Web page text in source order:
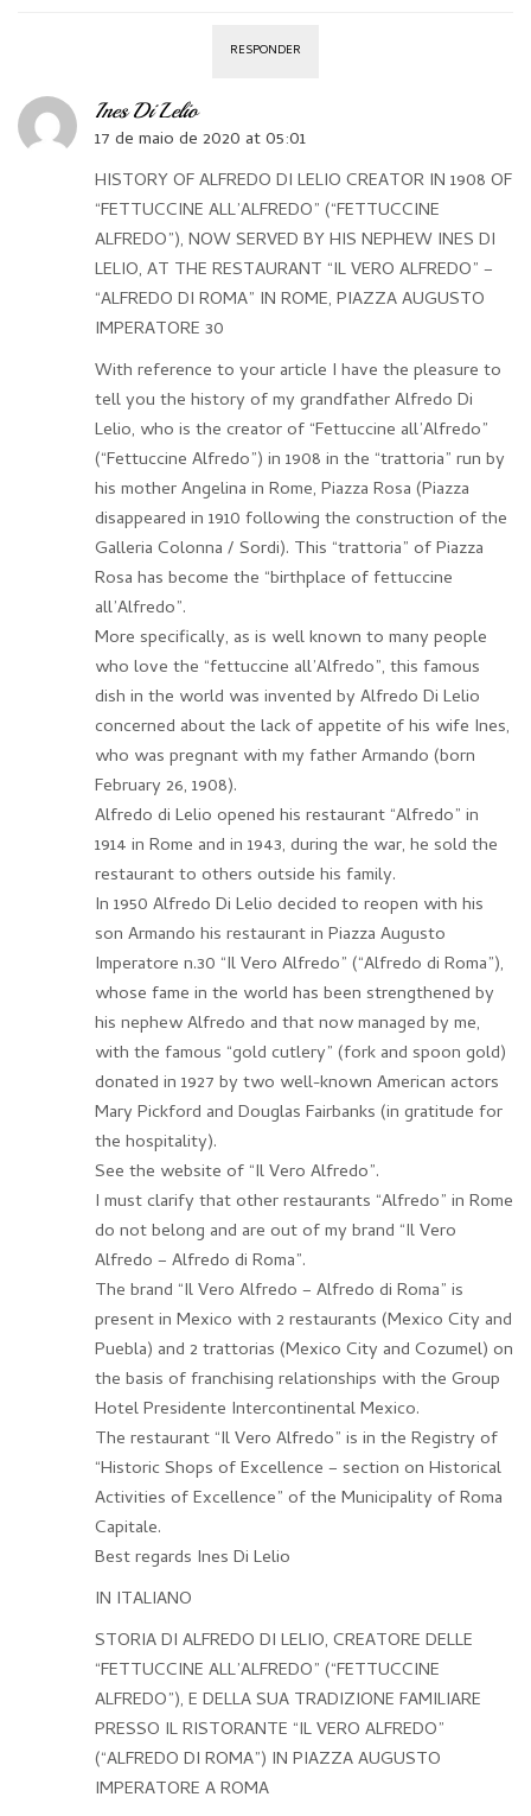
RESPONDER
Ines Di Lelio
17 de maio de 2020 at 05:01
HISTORY OF ALFREDO DI LELIO CREATOR IN 1908 OF
“FETTUCCINE ALL’ALFREDO” (“FETTUCCINE
ALFREDO”), NOW SERVED BY HIS NEPHEW INES DI
LELIO, AT THE RESTAURANT “IL VERO ALFREDO” –
“ALFREDO DI ROMA” IN ROME, PIAZZA AUGUSTO
IMPERATORE 30
With reference to your article I have the pleasure to
tell you the history of my grandfather Alfredo Di
Lelio, who is the creator of “Fettuccine all’Alfredo”
(“Fettuccine Alfredo”) in 1908 in the “trattoria” run by
his mother Angelina in Rome, Piazza Rosa (Piazza
disappeared in 1910 following the construction of the
Galleria Colonna / Sordi). This “trattoria” of Piazza
Rosa has become the “birthplace of fettuccine
all’Alfredo”.
More specifically, as is well known to many people
who love the “fettuccine all’Alfredo”, this famous
dish in the world was invented by Alfredo Di Lelio
concerned about the lack of appetite of his wife Ines,
who was pregnant with my father Armando (born
February 26, 1908).
Alfredo di Lelio opened his restaurant “Alfredo” in
1914 in Rome and in 1943, during the war, he sold the
restaurant to others outside his family.
In 1950 Alfredo Di Lelio decided to reopen with his
son Armando his restaurant in Piazza Augusto
Imperatore n.30 “Il Vero Alfredo” (“Alfredo di Roma”),
whose fame in the world has been strengthened by
his nephew Alfredo and that now managed by me,
with the famous “gold cutlery” (fork and spoon gold)
donated in 1927 by two well-known American actors
Mary Pickford and Douglas Fairbanks (in gratitude for
the hospitality).
See the website of “Il Vero Alfredo”.
I must clarify that other restaurants “Alfredo” in Rome
do not belong and are out of my brand “Il Vero
Alfredo – Alfredo di Roma”.
The brand “Il Vero Alfredo – Alfredo di Roma” is
present in Mexico with 2 restaurants (Mexico City and
Puebla) and 2 trattorias (Mexico City and Cozumel) on
the basis of franchising relationships with the Group
Hotel Presidente Intercontinental Mexico.
The restaurant “Il Vero Alfredo” is in the Registry of
“Historic Shops of Excellence – section on Historical
Activities of Excellence” of the Municipality of Roma
Capitale.
Best regards Ines Di Lelio
IN ITALIANO
STORIA DI ALFREDO DI LELIO, CREATORE DELLE
“FETTUCCINE ALL’ALFREDO” (“FETTUCCINE
ALFREDO”), E DELLA SUA TRADIZIONE FAMILIARE
PRESSO IL RISTORANTE “IL VERO ALFREDO”
(“ALFREDO DI ROMA”) IN PIAZZA AUGUSTO
IMPERATORE A ROMA